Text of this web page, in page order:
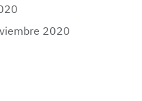
2020